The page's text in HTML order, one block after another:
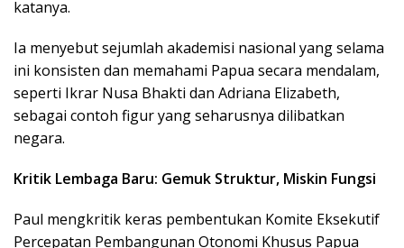
katanya.
Ia menyebut sejumlah akademisi nasional yang selama
ini konsisten dan memahami Papua secara mendalam,
seperti Ikrar Nusa Bhakti dan Adriana Elizabeth,
sebagai contoh figur yang seharusnya dilibatkan
negara.
Kritik Lembaga Baru: Gemuk Struktur, Miskin Fungsi
Paul mengkritik keras pembentukan Komite Eksekutif
Percepatan Pembangunan Otonomi Khusus Papua